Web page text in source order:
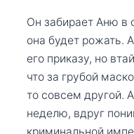
Он забирает Аню в
она будет рожать.
его приказу, но
что за грубой
то совсем другой.
неделю, вдруг
криминальной